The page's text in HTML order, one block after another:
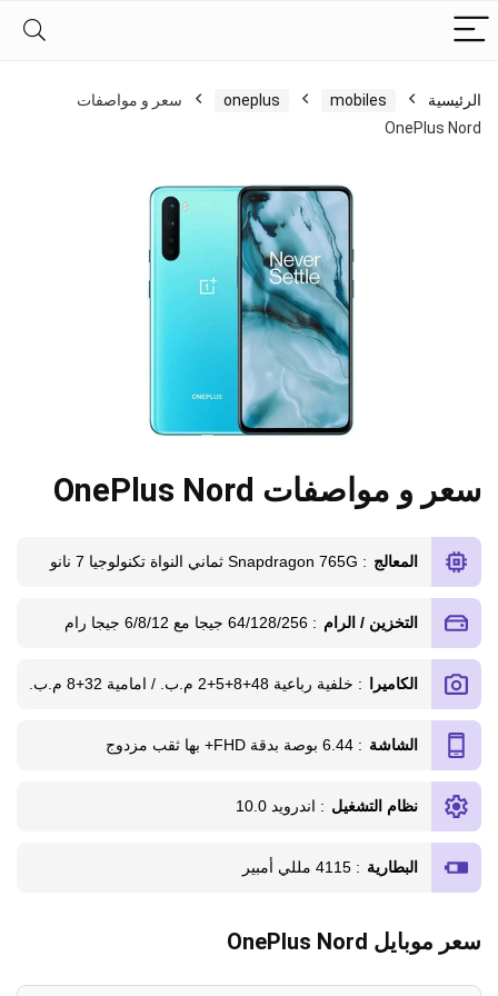
الرئيسية mobiles
oneplus
سعر و مواصفات
OnePlus Nord
سعر و مواصفات OnePlus Nord
المعالج : Snapdragon 765G ثماني النواة تكنولوجيا 7 نانو
التخزين / الرام : 64/128/256 جيجا مع 6/8/12 جيجا رام
الكاميرا : خلفية رباعية 48+8+5+2 م.ب. / امامية 32+8 م.ب.
الشاشة : 6.44 بوصة بدقة FHD+ بها ثقب مزدوج
نظام التشغيل : اندرويد 10.0
البطارية : 4115 مللي أمبير
سعر موبايل OnePlus Nord